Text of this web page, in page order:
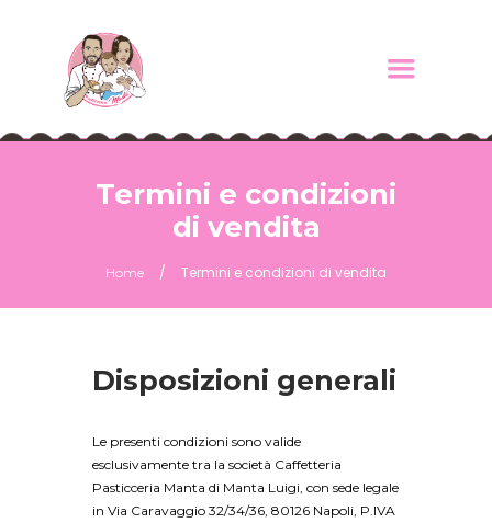
Termini e condizioni
di vendita
Home Termini e condizioni di vendita
Disposizioni generali
Le presenti condizioni sono valide
esclusivamente tra la società Caffetteria
Pasticceria Manta di Manta Luigi, con sede legale
in Via Caravaggio 32/34/36, 80126 Napoli, P.IVA